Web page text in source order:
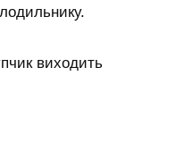
виходить